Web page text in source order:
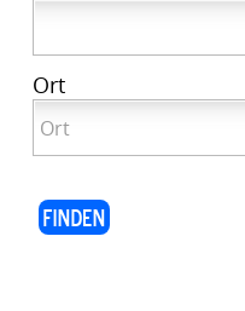
Ort